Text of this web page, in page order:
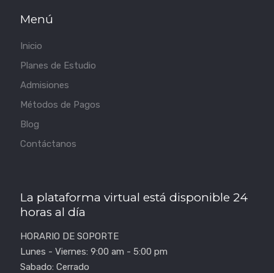
Menú
Inicio
Planes de Estudio
Admisiones
Métodos de Pagos
Blog
Contáctanos
La plataforma virtual está disponible 24
horas al día
HORARIO DE SOPORTE
Lunes - Viernes: 9:00 am - 5:00 pm
Sabado: Cerrado